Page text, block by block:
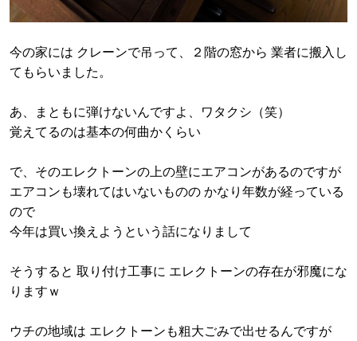
今の家には クレーンで吊って、２階の窓から 業者に搬入し
てもらいました。
あ、まともに弾けないんですよ、ワタクシ（笑）
覚えてるのは基本の何曲かくらい
で、そのエレクトーンの上の壁にエアコンがあるのですが
エアコンも壊れてはいないものの かなり年数が経っている
ので
今年は買い換えようという話になりまして
そうすると 取り付け工事に エレクトーンの存在が邪魔にな
りますｗ
ウチの地域は エレクトーンも粗大ごみで出せるんですが